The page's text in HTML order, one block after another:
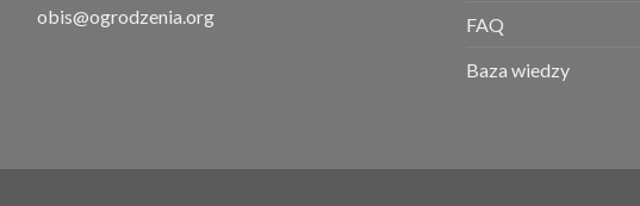
obis@ogrodzenia.org
FAQ
Baza wiedzy